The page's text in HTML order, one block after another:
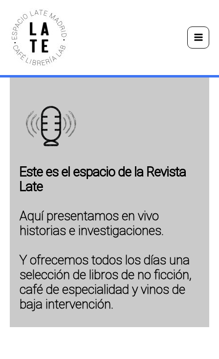
contenido
Este es el espacio de la Revista
Late
Aquí presentamos en vivo
historias e investigaciones.
Y ofrecemos todos los días una
selección de libros de no ficción,
café de especialidad y vinos de
baja intervención.